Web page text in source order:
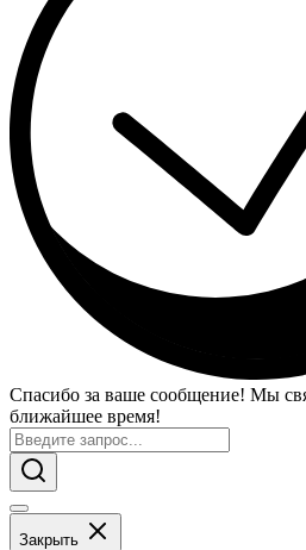
Спасибо за ваше сообщение! Мы
ближайшее время!
Закрыть